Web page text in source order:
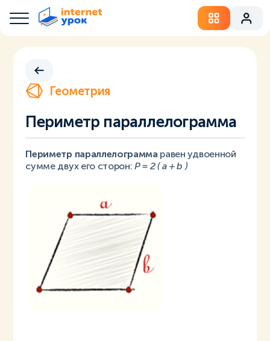
Геометрия
Периметр параллелограмма
Периметр параллелограмма равен удвоенной
сумме двух его сторон:P = 2 ( a + b )